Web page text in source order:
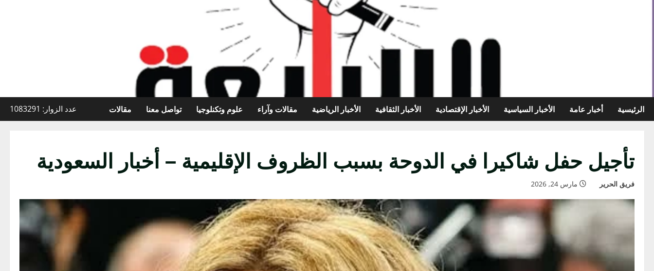
الرئيسية أخبار عامة الأخبار السياسية الأخبار الإقتصادية الأخبار الثقافية الأخبار الرياضية مقالات وآراء علوم وتكنلوجيا تواصل معنا مقالات عدد الزوار: 1083291
تأجيل حفل شاكيرا في الدوحة بسبب الظروف الإقليمية – أخبار السعودية
فريق الحرير مارس 24, 2026